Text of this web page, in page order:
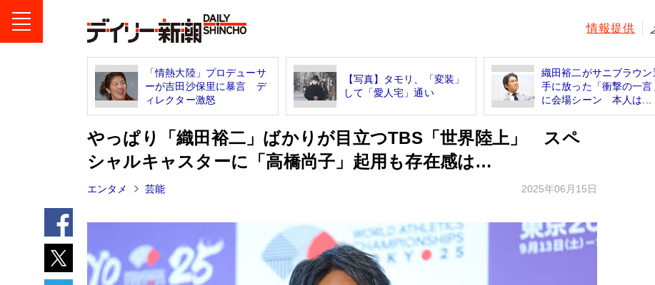
情報提供
「情熱大陸」プロデューサ
ーが吉田沙保里に暴言 デ
ィレクター激怒
【写真】タモリ、「変装」
して「愛人宅」通い
織田裕二がサニブラウン
手に放った「衝撃の一言
に会場シーン 本人は...
やっぱり「織田裕二」ばかりが目立つTBS「世界陸上」 スペ
シャルキャスターに「高橋尚子」起用も存在感は…
エンタメ 芸能 2025年06月15日